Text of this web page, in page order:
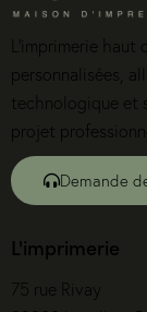
L’imprimerie
personnalisées,
technologique et
projet
Demande
L'imprimerie
75 rue Rivay